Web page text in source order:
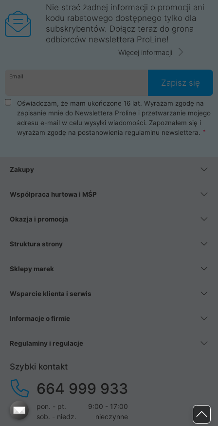
Nie strać żadnej informacji o promocji ani
kodu rabatowego dostępnego tylko dla
subskrybentów. Dołącz teraz do grona
odbiorców newslettera ProLine!
Więcej informacji
Email
Zapisz się
Oświadczam, że mam ukończone 16 lat. Wyrażam zgodę na
zapisanie mnie do Newslettera Proline i przetwarzanie mojego
adresu e-mail w celu wysyłki wiadomości. Zapoznałem się i
wyrażam zgodę na postanowienia regulaminu newslettera.
Zakupy
Współpraca hurtowa i MŚP
Okazja i promocja
Struktura strony
Sklepy marek
Wsparcie klienta i serwis
Informacje o firmie
Regulaminy i regulacje
Szybki kontakt
664 999 933
pon. - pt.
9:00 - 17:00
sob. - niedz.
nieczynne